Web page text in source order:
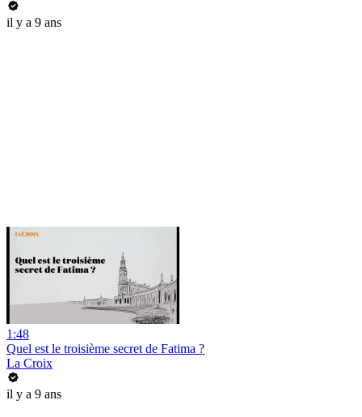
il y a 9 ans
1:48
Quel est le troisième secret de Fatima ?
La Croix
il y a 9 ans